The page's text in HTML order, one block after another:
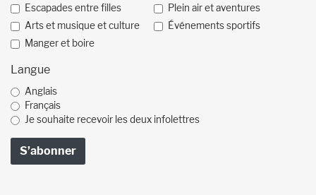
Escapades entre filles
Plein air et aventures
Arts et musique et culture
Événements sportifs
Manger et boire
Langue
Anglais
Français
Je souhaite recevoir les deux infolettres